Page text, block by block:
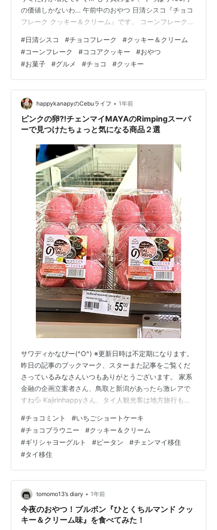
の価値しかないわ… 午前中のおやつ 日清シスコ『チョコ
フレーク クッキー＆クリーム』です。 コーンフレークに
はアイスと一緒に食べた方が絶対に美味しいはずと思い
ながら、買い忘れてしまったのでちょっとがっかりして
います。 単品で食べちゃいます。 リンク 日清シスコ
『チョコフレーク クッキー＆クリーム』は冷やしても美
味しいクリーミーなチョコフレークにココアクッキーを
合わせたザクザク食感のチョ…
#日清シスコ #チョコフレーク #クッキー＆クリーム
#コーンフレーク #ココアクッキー #おやつ
#お菓子 #グルメ #チョコ #クッキー
happykanapyのCebuライフ • 1年前
ピンクの卵⁈チェンマイMAYAのRimpingスーパ
ーで見つけたちょっと気になる商品２選
サワディかなぴー(^O^) ※更新日時は不定期になります。
昨日の記事のブックマーク、スターまた記事をご覧くだ
さっているみなさんいつもありがとうございます。 家系
金融の企画立案者さん、鳥取と新潟があったら激レアで
すね💦 Kajirinhappyさん、タイ人観光客は地方旅行も楽
たいな超親日国の話題をもっと取り上げて欲しいです。
さて、タイを含め海外暮らしをしていると、日常生活の
中で日本では目にしない物やその国ならではの物などを
目にします。 私がいつも利用しているMAYA内のリンピ
ンスーパーでも、そんなものを多く目にします。 野菜ひ
とつとって…
#チョコミント #いちごショートケーキ
#チョコブラウニー #クッキー＆クリーム
#ギリシャヨーグルト #ピータン #チェンマイ移住
#タイ移住
tomomo13’s diary • 1年前
今夜のおやつ！ブルボン『ひとくちルマンド クッ
キー＆クリーム味』を食べてみた！